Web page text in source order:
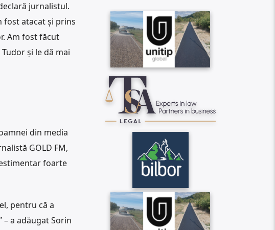
jurnalistul.
fost atacat și prins
Am fost făcut
și le dă mai
din media
GOLD FM,
foarte
pentru că a
a adăugat Sorin